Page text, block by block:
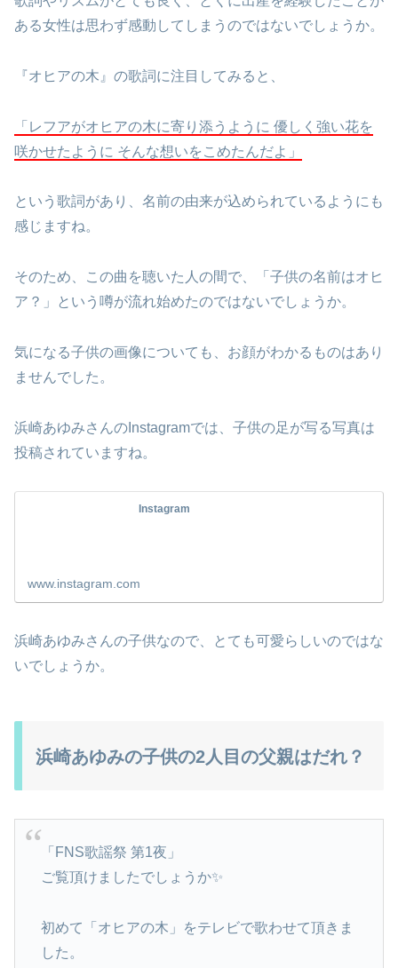
ある女性は思わず感動してしまうのではないでしょうか。
『オヒアの木』の歌詞に注目してみると、
「レフアがオヒアの木に寄り添うように 優しく強い花を
咲かせたように そんな想いをこめたんだよ」
という歌詞があり、名前の由来が込められているようにも
感じますね。
そのため、この曲を聴いた人の間で、「子供の名前はオヒ
ア？」という噂が流れ始めたのではないでしょうか。
気になる子供の画像についても、お顔がわかるものはあり
ませんでした。
浜崎あゆみさんのInstagramでは、子供の足が写る写真は
投稿されていますね。
Instagram
www.instagram.com
浜崎あゆみさんの子供なので、とても可愛らしいのではな
いでしょうか。
浜崎あゆみの子供の2人目の父親はだれ？
「FNS歌謡祭 第1夜」
ご覧頂けましたでしょうか✨
初めて「オヒアの木」をテレビで歌わせて頂きま
した。